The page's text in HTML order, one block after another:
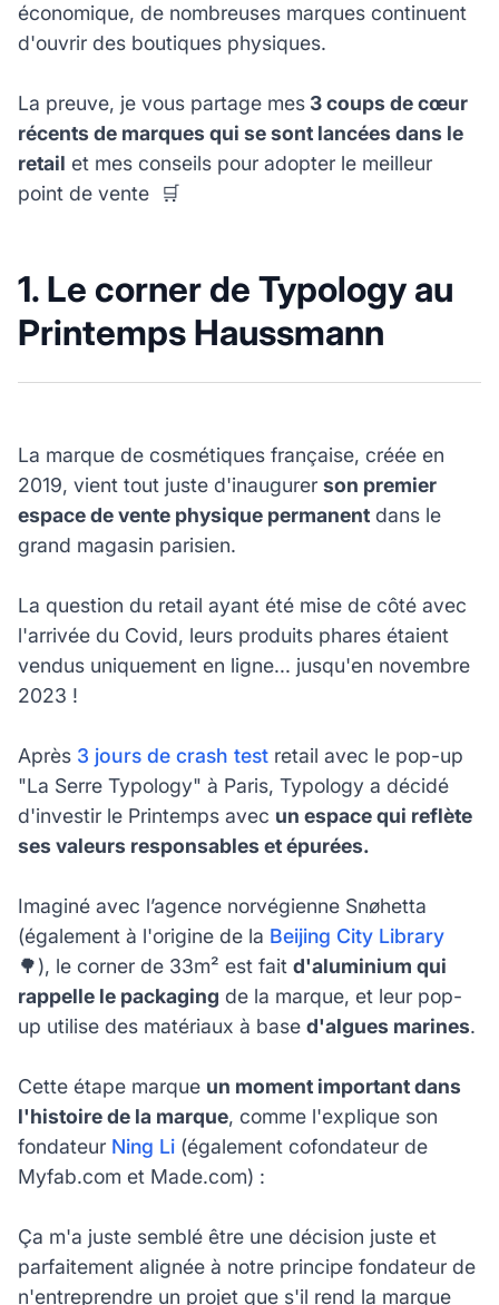
économique, de nombreuses marques continuent
d'ouvrir des boutiques physiques.
La preuve, je vous partage mes3 coups de cœur
récents de marques qui se sont lancées dans le
retail et mes conseils pour adopter le meilleur
point de vente 🛒
1️. Le corner de Typology au
Printemps Haussmann
La marque de cosmétiques française, créée en
2019, vient tout juste d'inaugurer son premier
espace de vente physique permanentdans le
grand magasin parisien.
La question du retail ayant été mise de côté avec
l'arrivée du Covid, leurs produits phares étaient
vendus uniquement en ligne... jusqu'en novembre
2023 !
Après 3 jours de crash testretail avec le pop-up
"La Serre Typology" à Paris, Typology a décidé
d'investir le Printemps avec un espace qui reflète
ses valeurs responsables et épurées.
Imaginé avec l’agence norvégienne Snøhetta
(également à l'origine de la Beijing City Library
🌳), le corner de 33m² est fait d'aluminium qui
rappelle le packaging de la marque, et leur pop-
up utilise des matériaux à base d'algues marines.
Cette étape marque un moment important dans
l'histoire de la marque, comme l'explique son
fondateur Ning Li(également cofondateur de
Myfab.com et Made.com) :
Ça m'a juste semblé être une décision juste et
parfaitement alignée à notre principe fondateur de
n'entreprendre un projet que s'il rend la marque